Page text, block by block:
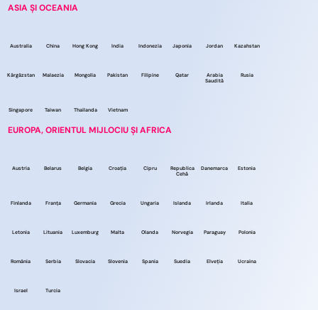
ASIA ȘI OCEANIA
Australia China Hong Kong India Indonezia Japonia Jordan Kazahstan
Kârgâzstan Malaezia Mongolia Pakistan Filipine Qatar
Arabia
Saudită
Rusia
Singapore Taiwan Thailanda Vietnam
EUROPA, ORIENTUL MIJLOCIU ȘI AFRICA
Austria Belarus Belgia Croația Cipru
Republica
Cehă
Danemarca Estonia
Finlanda Franța Germania Grecia Ungaria Islanda Irlanda Italia
Letonia Lituania Luxemburg Malta Olanda Norvegia Paraguay Polonia
România Serbia Slovacia Slovenia Spania Suedia Elveția Ucraina
Israel Turcia